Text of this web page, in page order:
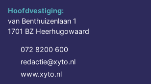
Hoofdvestiging:
van Benthuizenlaan 1
1701 BZ Heerhugowaard
072 8200 600
redactie@xyto.nl
www.xyto.nl